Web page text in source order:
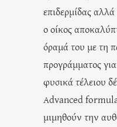
επιδερμίδας
ο οίκος
όραμά του με τη
προγράμματος
φυσικά τέλειου
Advanced
μιμηθούν την